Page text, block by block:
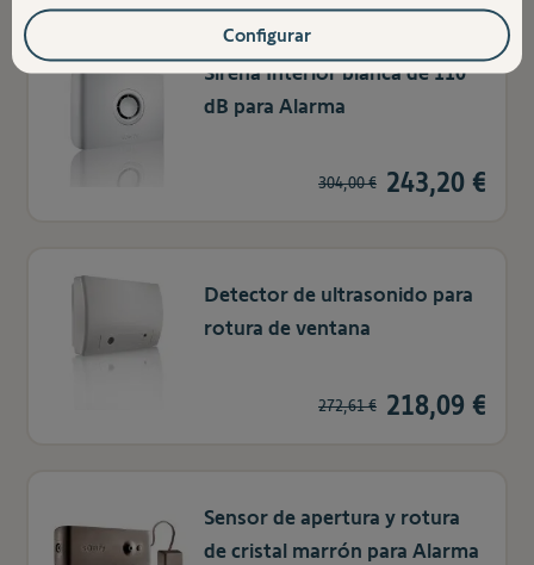
Sirena Interior blanca de 110
dB para Alarma
243,20 €
304,00 €
Detector de ultrasonido para
rotura de ventana
218,09 €
272,61 €
Sensor de apertura y rotura
de cristal marrón para Alarma
Configurar